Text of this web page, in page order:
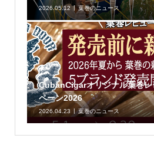
2026.05.12 葉巻のニュース
CubanCigarオリジナル葉巻レ
ペーン2026
2026.04.23 葉巻のニュース